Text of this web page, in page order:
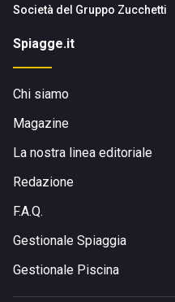
Società del Gruppo Zucchetti
Spiagge.it
Chi siamo
Magazine
La nostra linea editoriale
Redazione
F.A.Q.
Gestionale Spiaggia
Gestionale Piscina